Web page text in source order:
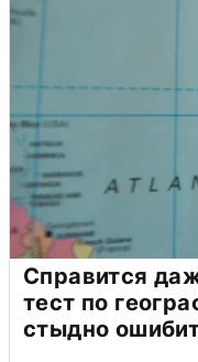
Справится
тест по
стыдно